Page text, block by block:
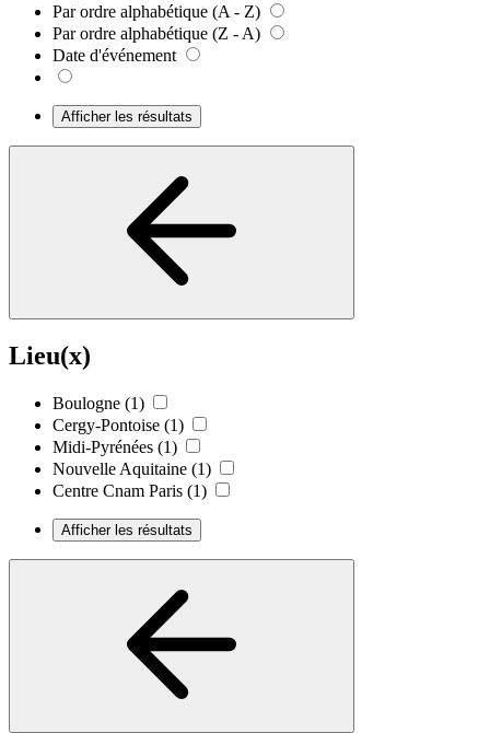
Par ordre alphabétique (A - Z)
Par ordre alphabétique (Z - A)
Date d'événement
Afficher les résultats
Lieu(x)
Boulogne (1)
Cergy-Pontoise (1)
Midi-Pyrénées (1)
Nouvelle Aquitaine (1)
Centre Cnam Paris (1)
Afficher les résultats